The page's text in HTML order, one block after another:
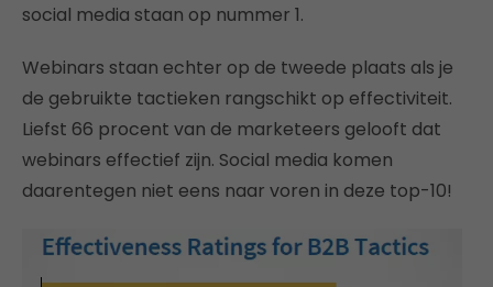
social media staan op nummer 1.
Webinars staan echter op de tweede plaats als je
de gebruikte tactieken rangschikt op effectiviteit.
Liefst 66 procent van de marketeers gelooft dat
webinars effectief zijn. Social media komen
daarentegen niet eens naar voren in deze top-10!